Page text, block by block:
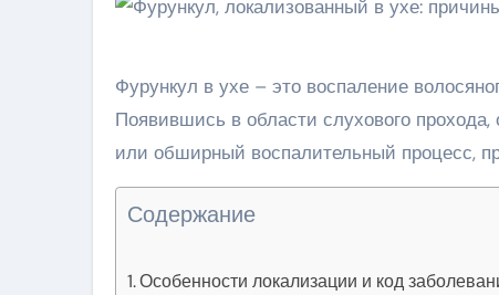
Фурункул в ухе – это воспаление
Появившись в области слухового
или обширный воспалительный процесс,
Содержание
Особенности локализации и код